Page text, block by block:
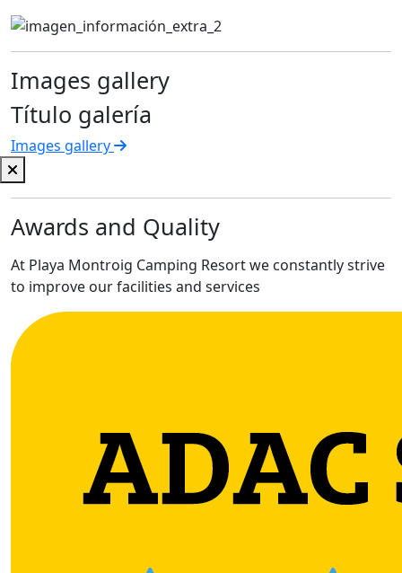
Images gallery
Título galería
Images gallery
Awards and Quality
At Playa Montroig Camping Resort we constantly strive
to improve our facilities and services